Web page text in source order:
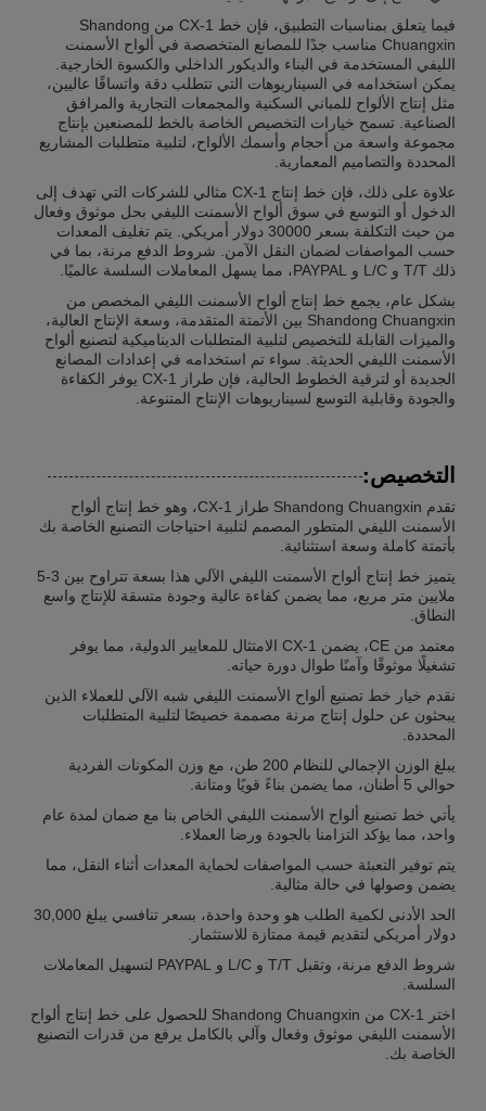
فيما يتعلق بمناسبات التطبيق، فإن خط CX-1 من Shandong
Chuangxin مناسب جدًا للمصانع المتخصصة في ألواح الأسمنت
الليفي المستخدمة في البناء والديكور الداخلي والكسوة الخارجية.
يمكن استخدامه في السيناريوهات التي تتطلب دقة واتساقًا عاليين،
مثل إنتاج الألواح للمباني السكنية والمجمعات التجارية والمرافق
الصناعية. تسمح خيارات التخصيص الخاصة بالخط للمصنعين بإنتاج
مجموعة واسعة من أحجام وأسمك الألواح، لتلبية متطلبات المشاريع
المحددة والتصاميم المعمارية.
علاوة على ذلك، فإن خط إنتاج CX-1 مثالي للشركات التي تهدف إلى
الدخول أو التوسع في سوق ألواح الأسمنت الليفي بحل موثوق وفعال
من حيث التكلفة بسعر 30000 دولار أمريكي. يتم تغليف المعدات
حسب المواصفات لضمان النقل الآمن. شروط الدفع مرنة، بما في
ذلك T/T و L/C و PAYPAL، مما يسهل المعاملات السلسة عالميًا.
بشكل عام، يجمع خط إنتاج ألواح الأسمنت الليفي المخصص من
Shandong Chuangxin بين الأتمتة المتقدمة، وسعة الإنتاج العالية،
والميزات القابلة للتخصيص لتلبية المتطلبات الديناميكية لتصنيع ألواح
الأسمنت الليفي الحديثة. سواء تم استخدامه في إعدادات المصانع
الجديدة أو لترقية الخطوط الحالية، فإن طراز CX-1 يوفر الكفاءة
والجودة وقابلية التوسع لسيناريوهات الإنتاج المتنوعة.
التخصيص:
تقدم Shandong Chuangxin طراز CX-1، وهو خط إنتاج ألواح
الأسمنت الليفي المتطور المصمم لتلبية احتياجات التصنيع الخاصة بك
بأتمتة كاملة وسعة استثنائية.
يتميز خط إنتاج ألواح الأسمنت الليفي الآلي هذا بسعة تتراوح بين 3-5
ملايين متر مربع، مما يضمن كفاءة عالية وجودة متسقة للإنتاج واسع
النطاق.
معتمد من CE، يضمن CX-1 الامتثال للمعايير الدولية، مما يوفر
تشغيلًا موثوقًا وآمنًا طوال دورة حياته.
نقدم خيار خط تصنيع ألواح الأسمنت الليفي شبه الآلي للعملاء الذين
يبحثون عن حلول إنتاج مرنة مصممة خصيصًا لتلبية المتطلبات
المحددة.
يبلغ الوزن الإجمالي للنظام 200 طن، مع وزن المكونات الفردية
حوالي 5 أطنان، مما يضمن بناءً قويًا ومتانة.
يأتي خط تصنيع ألواح الأسمنت الليفي الخاص بنا مع ضمان لمدة عام
واحد، مما يؤكد التزامنا بالجودة ورضا العملاء.
يتم توفير التعبئة حسب المواصفات لحماية المعدات أثناء النقل، مما
يضمن وصولها في حالة مثالية.
الحد الأدنى لكمية الطلب هو وحدة واحدة، بسعر تنافسي يبلغ 30,000
دولار أمريكي لتقديم قيمة ممتازة للاستثمار.
شروط الدفع مرنة، وتقبل T/T و L/C و PAYPAL لتسهيل المعاملات
السلسة.
اختر CX-1 من Shandong Chuangxin للحصول على خط إنتاج ألواح
الأسمنت الليفي موثوق وفعال وآلي بالكامل يرفع من قدرات التصنيع
الخاصة بك.